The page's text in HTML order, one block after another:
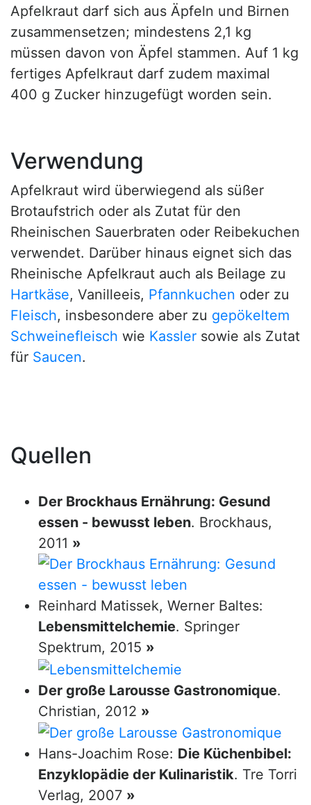
Apfelkraut darf sich aus Äpfeln und Birnen
zusammensetzen; mindestens 2,1 kg
müssen davon von Äpfel stammen. Auf 1 kg
fertiges Apfelkraut darf zudem maximal
400 g Zucker hinzugefügt worden sein.
Verwendung
Apfelkraut wird überwiegend als süßer
Brotaufstrich oder als Zutat für den
Rheinischen Sauerbraten oder Reibekuchen
verwendet. Darüber hinaus eignet sich das
Rheinische Apfelkraut auch als Beilage zu
Hartkäse, Vanilleeis, Pfannkuchen oder zu
Fleisch, insbesondere aber zu gepökeltem
Schweinefleisch wie Kassler sowie als Zutat
für Saucen.
Quellen
Der Brockhaus Ernährung: Gesund
essen - bewusst leben. Brockhaus,
2011 »
Reinhard Matissek, Werner Baltes:
Lebensmittelchemie. Springer
Spektrum, 2015 »
Der große Larousse Gastronomique.
Christian, 2012 »
Hans-Joachim Rose: Die Küchenbibel:
Enzyklopädie der Kulinaristik. Tre Torri
Verlag, 2007 »